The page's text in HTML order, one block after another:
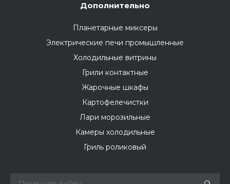
Дополнительно
Планетарные миксеры
Электрические печи промышленные
Холодильные витрины
Грили контактные
Жарочные шкафы
Картофелечистки
Лари морозильные
Камеры холодильные
Гриль роликовый